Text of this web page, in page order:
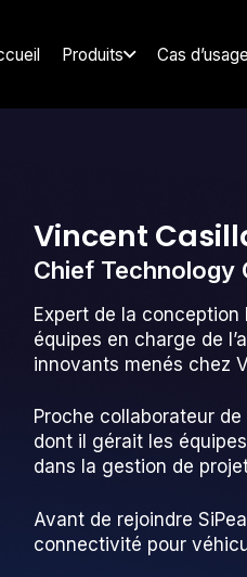
Produits Cas
Vincent
Chief Technology
Expert de la
équipes en charge de
innovants menés chez
Proche collaborateur
dont il gérait les
dans la gestion de
Avant de rejoindre
connectivité pour